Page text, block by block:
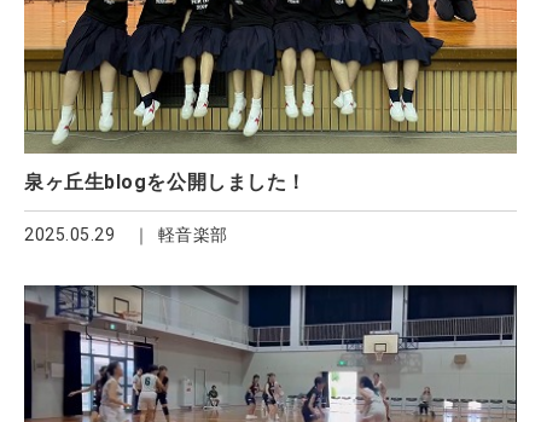
泉ヶ丘生blogを公開しました！
2025.05.29 軽音楽部